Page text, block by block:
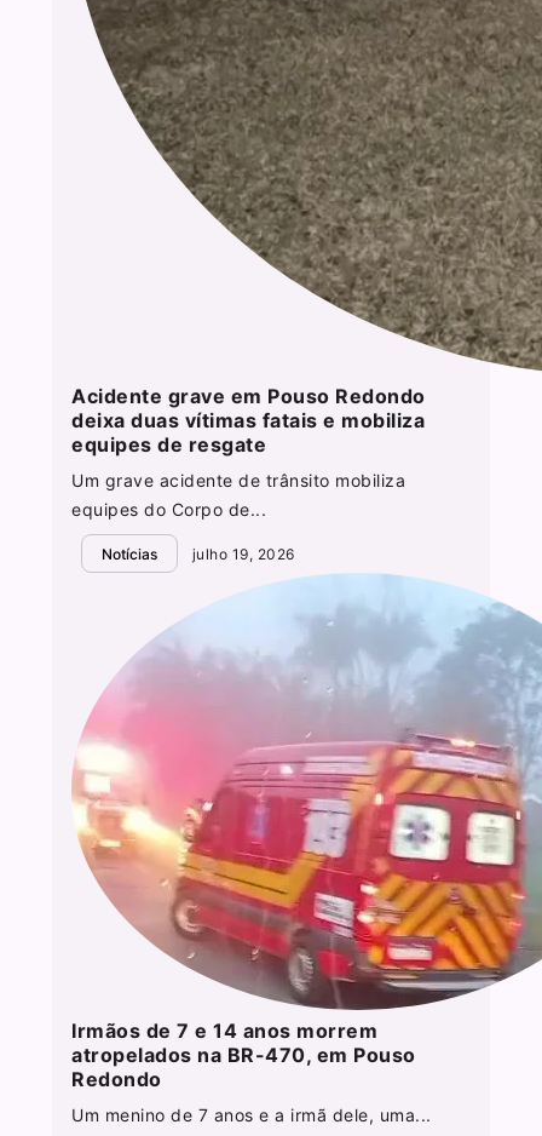
Acidente grave em Pouso Redondo
deixa duas vítimas fatais e mobiliza
equipes de resgate
Um grave acidente de trânsito mobiliza
equipes do Corpo de...
Notícias julho 19, 2026
Irmãos de 7 e 14 anos morrem
atropelados na BR-470, em Pouso
Redondo
Um menino de 7 anos e a irmã dele, uma...